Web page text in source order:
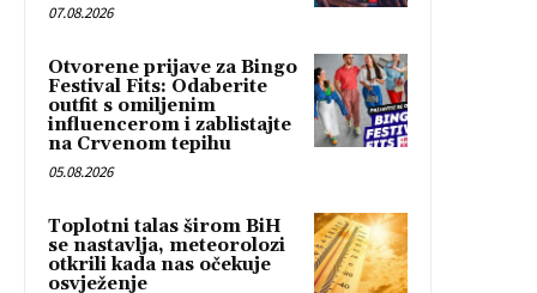
07.08.2026
Otvorene prijave za Bingo
Festival Fits: Odaberite
outfit s omiljenim
influencerom i zablistajte
na Crvenom tepihu
05.08.2026
Toplotni talas širom BiH
se nastavlja, meteorolozi
otkrili kada nas očekuje
osvježenje